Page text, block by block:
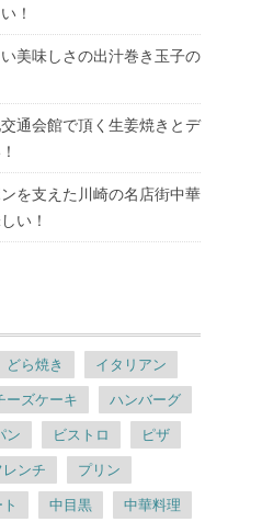
！
美味しさの出汁巻き玉子の
通会館で頂く生姜焼きとデ
を支えた川崎の名店街中華
い！
どら焼き イタリアン
ーズケーキ ハンバーグ
ン ビストロ ピザ
レンチ プリン
中目黒 中華料理